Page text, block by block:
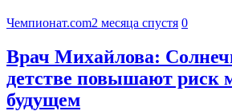
Чемпионат.com2 месяца спустя 0
Врач Михайлова:
детстве повышают риск
будущем